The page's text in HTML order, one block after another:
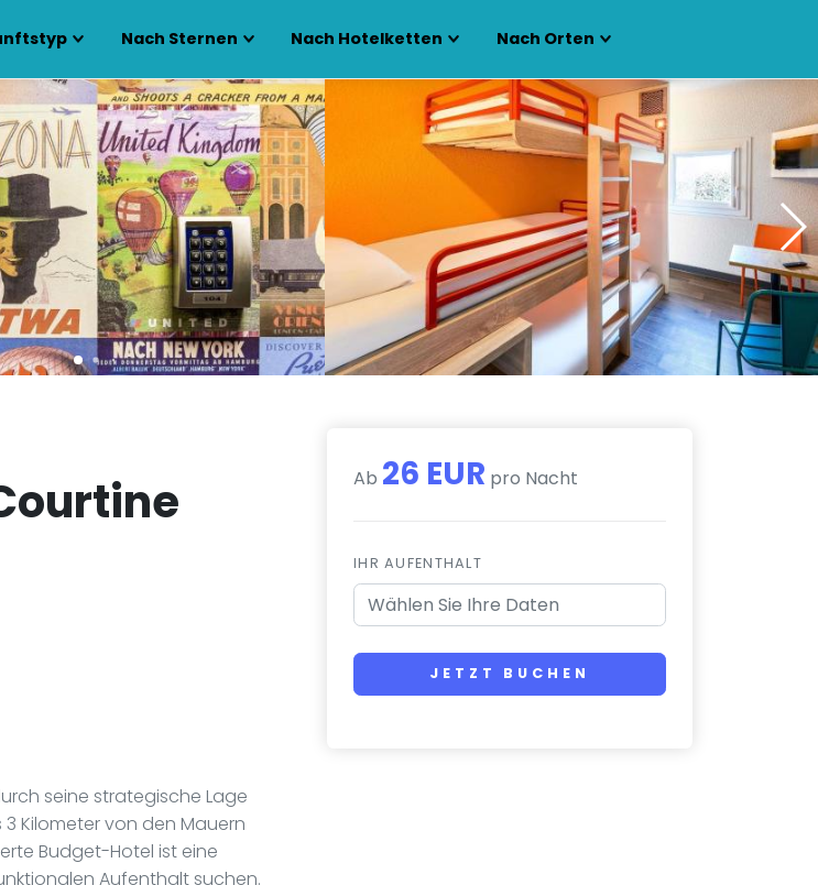
Nach Sternen Nach Hotelketten Nach Orten
seine strategische Lage
Kilometer von den Mauern
Budget-Hotel ist eine
Aufenthalt suchen.
Ab 26 EUR pro Nacht
IHR AUFENTHALT
JETZT BUCHEN